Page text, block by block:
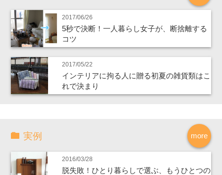
2017/06/26
5秒で決断！一人暮らし女子が、断捨離する
コツ
2017/05/22
インテリアに拘る人に贈る初夏の雑貨類はこ
れで決まり
more
実例
2016/03/28
脱失敗！ひとり暮らしで選ぶ、もうひとつの